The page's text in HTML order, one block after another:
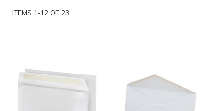
ITEMS 1-12 OF 23